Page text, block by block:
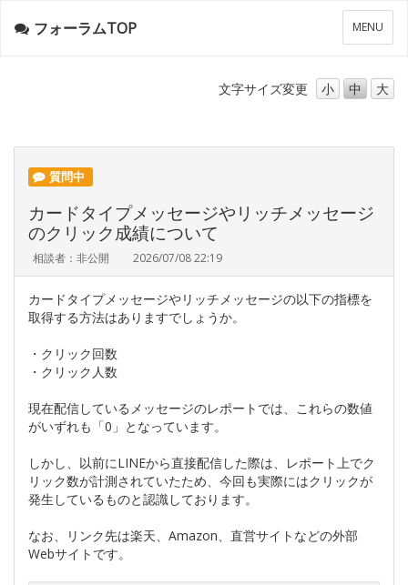
メ
ニ
ー
MENU
フォーラムTOP
文字サイズ変更 小 中 大
質問中
カードタイプメッセージやリッチメッセージ
のクリック成績について
相談者：非公開 2026/07/08 22:19
カードタイプメッセージやリッチメッセージの以下の指標を
取得する方法はありますでしょうか。
・クリック回数
・クリック人数
現在配信しているメッセージのレポートでは、これらの数値
がいずれも「0」となっています。
しかし、以前にLINEから直接配信した際は、レポート上でク
リック数が計測されていたため、今回も実際にはクリックが
発生しているものと認識しております。
なお、リンク先は楽天、Amazon、直営サイトなどの外部
Webサイトです。